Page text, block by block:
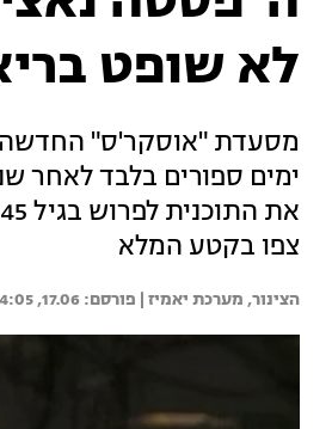
לא שופט
מסעדת "אוסקר'ס" החדשה
ימים ספורים בלבד לאחר
צפו בקטע המלא
הצינור, מערכת יאמיז | 17.06, 14:05